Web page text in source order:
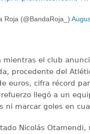
Roja (@BandaRoja_)
mientras el club
procedente del
euros, cifra récord
llegó a un
ni marcar goles en
Nicolás Otamendi,